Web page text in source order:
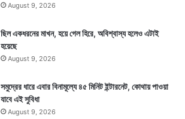
August 9, 2026
ছিল একধরনের মাখন, হয়ে গেল হিরে, অবিশ্বাস্য হলেও এটাই
হয়েছে
August 9, 2026
সমুদ্রের ধারে এবার বিনামূল্যে ৪৫ মিনিট ইন্টারনেট, কোথায় পাওয়া
যাবে এই সুবিধা
August 9, 2026